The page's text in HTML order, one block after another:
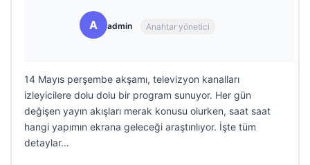
A admin Anahtar yönetici
14 Mayıs perşembe akşamı, televizyon kanalları
izleyicilere dolu dolu bir program sunuyor. Her gün
değişen yayın akışları merak konusu olurken, saat saat
hangi yapımın ekrana geleceği araştırılıyor. İşte tüm
detaylar…